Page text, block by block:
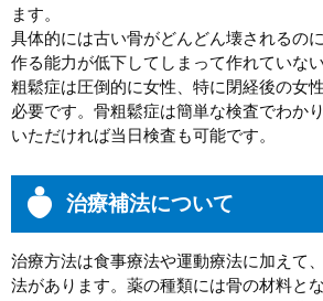
ます。
具体的には古い骨がどんどん壊されるの
作る能力が低下してしまって作れていな
粗鬆症は圧倒的に女性、特に閉経後の女
必要です。骨粗鬆症は簡単な検査でわか
いただければ当日検査も可能です。
治療補法について
治療方法は食事療法や運動療法に加えて
法があります。薬の種類には骨の材料と